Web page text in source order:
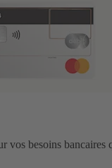
vos besoins bancaires